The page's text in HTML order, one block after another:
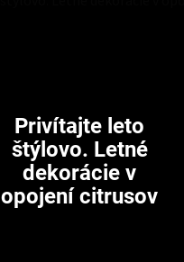
Privítajte leto
štýlovo. Letné
dekorácie v
opojení citrusov